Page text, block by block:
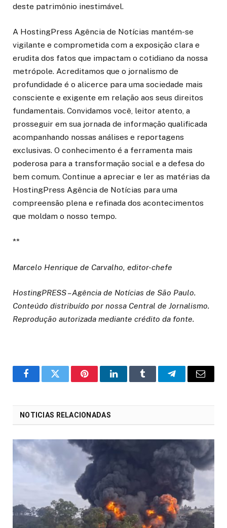
deste patrimônio inestimável.
A HostingPress Agência de Notícias mantém-se
vigilante e comprometida com a exposição clara e
erudita dos fatos que impactam o cotidiano da nossa
metrópole. Acreditamos que o jornalismo de
profundidade é o alicerce para uma sociedade mais
consciente e exigente em relação aos seus direitos
fundamentais. Convidamos você, leitor atento, a
prosseguir em sua jornada de informação qualificada
acompanhando nossas análises e reportagens
exclusivas. O conhecimento é a ferramenta mais
poderosa para a transformação social e a defesa do
bem comum. Continue a apreciar e ler as matérias da
HostingPress Agência de Notícias para uma
compreensão plena e refinada dos acontecimentos
que moldam o nosso tempo.
**
Marcelo Henrique de Carvalho, editor-chefe
HostingPRESS – Agência de Notícias de São Paulo.
Conteúdo distribuído por nossa Central de Jornalismo.
Reprodução autorizada mediante crédito da fonte.
o
Twitter PinterestLinkedInTumblr Telegrama
E-
NOTICIAS RELACIONADAS